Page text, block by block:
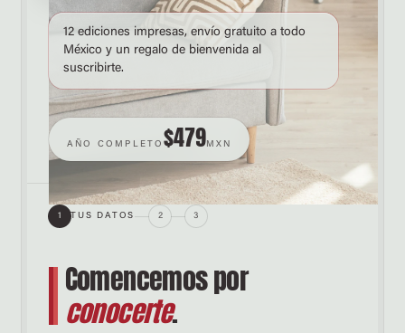
12 ediciones impresas, envío gratuito a todo
México y un regalo de bienvenida al
suscribirte.
AÑO COMPLETO$479MXN
1 TUS DATOS 2 3
Comencemos por
conocerte.